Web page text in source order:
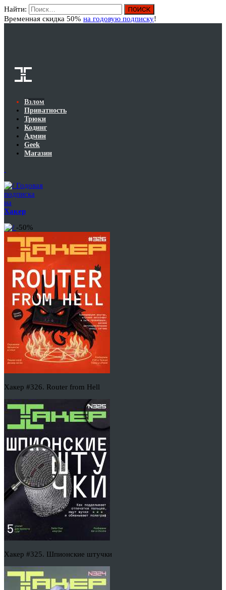
Найти:
Временная скидка 50% на годовую подписку!
Взлом
Приватность
Трюки
Кодинг
Админ
Geek
Магазин
Годовая
подписка
на
Хакер
-50%
Хакер #326. Router from Hell
Хакер #325. Шпионские штучки